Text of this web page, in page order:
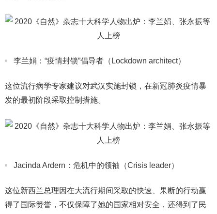
李兰娟：“疫情封锁”倡导者（Lockdown architect）
这位流行病学专家建议对武汉实施封锁，在新冠肺炎疫情暴
发的最初阶段采取控制措施。
Jacinda Ardern：危机中的领袖（Crisis leader）
这位新西兰总理因在大流行期间采取的快速、果断的行动赢
得了国际赞誉，不仅保障了她的国家相对安全，还得到了民